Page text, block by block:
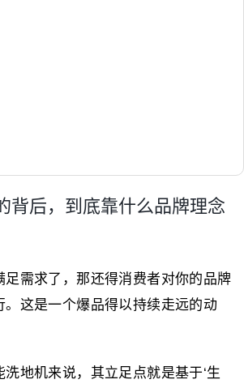
背后，到底靠什么品牌理念
足需求了，那还得消费者对你的品牌
。这是一个爆品得以持续走远的动
地机来说，其立足点就是基于‘生